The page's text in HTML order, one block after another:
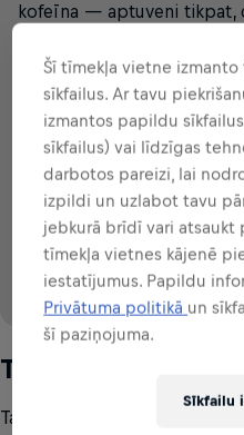
kofeīna — aptuveni tikpat,
Edition
80 mg
UZ 250 ml
Source: IFIC (2008
Taurīns
Taurīns ir aminoskābe, kas
Šī tīmekļa vietne
sīkfailus. Ar tavu
izmantos papildu
sīkfailus) vai līdzīgas
darbotos pareizi, lai
izpildi un uzlabot tavu
jebkurā brīdī vari atsaukt
tīmekļa vietnes kājenē
iestatījumus. Papildu
Privātuma politikā un
šī paziņojuma.
Sīkfailu